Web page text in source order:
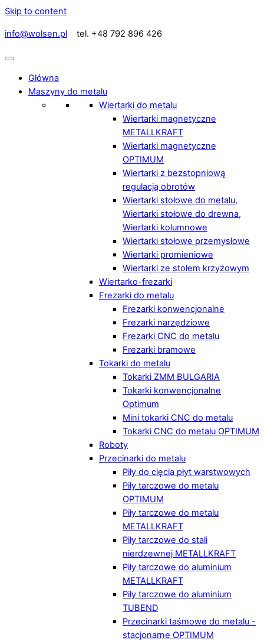
Skip to content
info@wolsen.pl tel. +48 792 896 426
Główna
Maszyny do metalu
Wiertarki do metalu
Wiertarki magnetyczne
METALLKRAFT
Wiertarki magnetyczne
OPTIMUM
Wiertarki z bezstopniową
regulacją obrotów
Wiertarki stołowe do metalu,
Wiertarki stołowe do drewna,
Wiertarki kolumnowe
Wiertarki stołowe przemysłowe
Wiertarki promieniowe
Wiertarki ze stołem krzyżowym
Wiertarko-frezarki
Frezarki do metalu
Frezarki konwencjonalne
Frezarki narzędziowe
Frezarki CNC do metalu
Frezarki bramowe
Tokarki do metalu
Tokarki ZMM BULGARIA
Tokarki konwencjonalne
Optimum
Mini tokarki CNC do metalu
Tokarki CNC do metalu OPTIMUM
Roboty
Przecinarki do metalu
Piły do cięcia płyt warstwowych
Piły tarczowe do metalu
OPTIMUM
Piły tarczowe do metalu
METALLKRAFT
Piły tarczowe do stali
nierdzewnej METALLKRAFT
Piły tarczowe do aluminium
METALLKRAFT
Piły tarczowe do aluminium
TUBEND
Przecinarki taśmowe do metalu -
stacjonarne OPTIMUM